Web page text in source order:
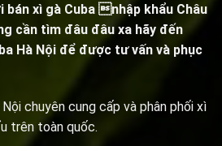
bán xì gà Cuba nhập khẩu Châu
cần tìm đâu đâu xa hãy đến
Hà Nội để được tư vấn và phục
Nội chuyên cung cấp và phân phối xì
trên toàn quốc.